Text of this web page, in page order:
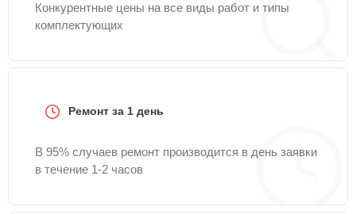
Конкурентные цены на все виды работ и типы
комплектующих
Ремонт за 1 день
В 95% случаев ремонт производится в день заявки
в течение 1-2 часов